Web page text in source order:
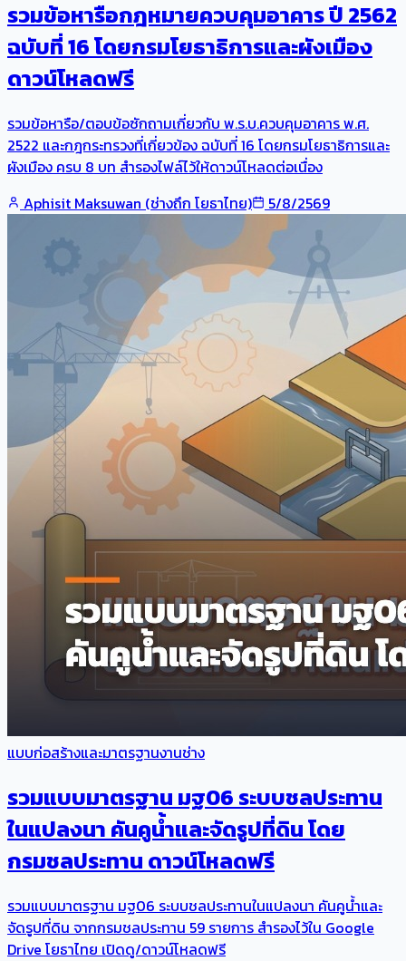
รวมข้อหารือกฎหมายควบคุมอาคาร ปี 2562
ฉบับที่ 16 โดยกรมโยธาธิการและผังเมือง
ดาวน์โหลดฟรี
รวมข้อหารือ/ตอบข้อซักถามเกี่ยวกับ พ.ร.บ.ควบคุมอาคาร พ.ศ.
2522 และกฎกระทรวงที่เกี่ยวข้อง ฉบับที่ 16 โดยกรมโยธาธิการและ
ผังเมือง ครบ 8 บท สำรองไฟล์ไว้ให้ดาวน์โหลดต่อเนื่อง
Aphisit Maksuwan (ช่างถึก โยธาไทย)
5/8/2569
แบบก่อสร้างและมาตรฐานงานช่าง
รวมแบบมาตรฐาน มฐ06 ระบบชลประทาน
ในแปลงนา คันคูน้ำและจัดรูปที่ดิน โดย
กรมชลประทาน ดาวน์โหลดฟรี
รวมแบบมาตรฐาน มฐ06 ระบบชลประทานในแปลงนา คันคูน้ำและ
จัดรูปที่ดิน จากกรมชลประทาน 59 รายการ สำรองไว้ใน Google
Drive โยธาไทย เปิดดู/ดาวน์โหลดฟรี